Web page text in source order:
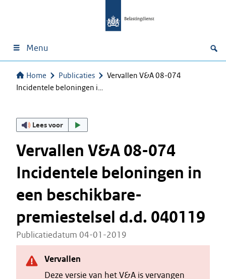
Menu
Home Publicaties
Vervallen V&A 08-074
Incidentele beloningen i…
Lees voor
Vervallen V&A 08-074
Incidentele beloningen in
een beschikbare-
premiestelsel d.d. 040119
Publicatiedatum 04-01-2019
Vervallen
Deze versie van het V&A is vervangen